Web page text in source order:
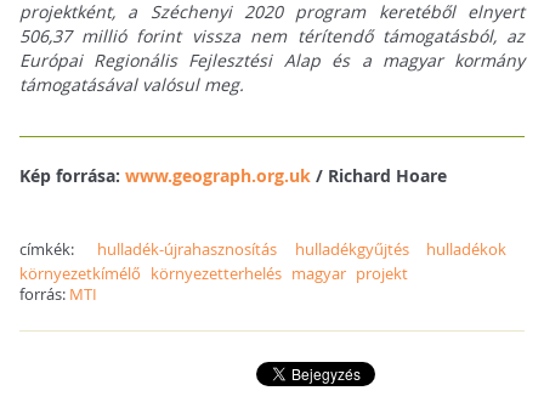
projektként, a Széchenyi 2020 program keretéből elnyert
506,37 millió forint vissza nem térítendő támogatásból, az
Európai Regionális Fejlesztési Alap és a magyar kormány
támogatásával valósul meg.
Kép forrása: www.geograph.org.uk/ Richard Hoare
címkék: hulladék-újrahasznosítás hulladékgyűjtés
hulladékok
környezetkímélő környezetterhelés magyar projekt
forrás: MTI